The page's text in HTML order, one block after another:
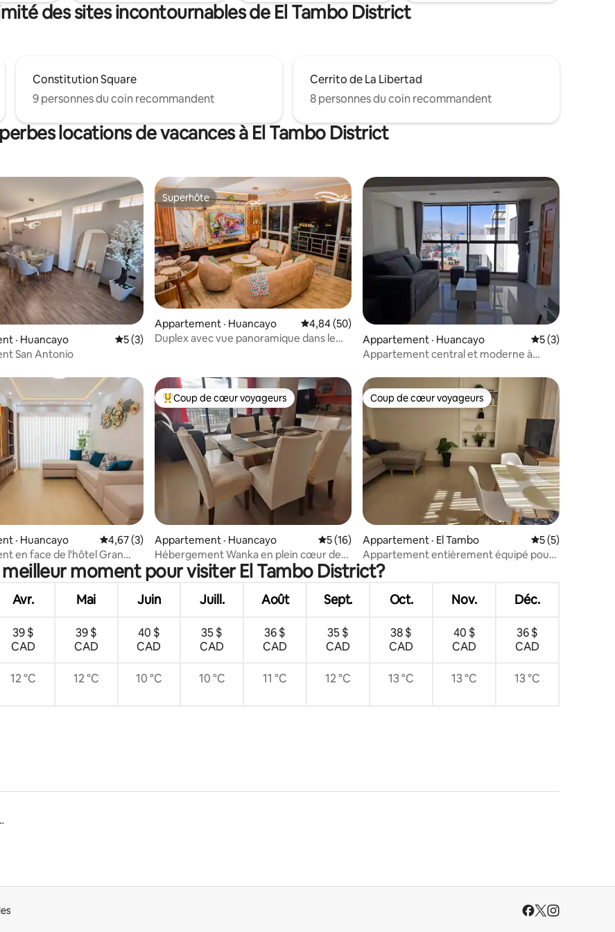
des sites incontournables de El Tambo District
Constitution Square
9 personnes du coin recommandent
Cerrito de La Libertad
8 personnes du coin recommandent
locations de vacances à El Tambo District
5, 4 commentaires
· Huancayo Note moyenne de 5 sur 5, 3 commentaires
5 (3)
San Antonio
Superhôte
Superhôte
Appartement · Huancayo Note moyenne de 4,84 sur 5, 50 commentaires
4,84 (50)
Duplex avec vue panoramique dans le
Appartement · Huancayo Note moyenne
5 (3)
Appartement central et moderne à
5, 53 commentaires
· Huancayo Note moyenne de 4,67 sur 5, 3 commentaires
4,67 (3)
en face de l'hôtel Gran
Cami)
Coup de cœur voyageurs parmi les plus aimés
Coup de cœur voyageurs
Appartement · Huancayo Note moyenne de 5 sur 5, 16 commentaires
5 (16)
Hébergement Wanka en plein cœur de
Huancayo
Coup de cœur voyageurs
Coup de cœur voyageurs
Appartement · El Tambo Note moyenne
5 (5)
Appartement entièrement équipé pour
les touristes et les professionnels
moment pour visiter El Tambo District?
Avr. Mai Juin Juill. Août Sept. Oct. Nov. Déc.
39 $
CAD
39 $
CAD
40 $
CAD
35 $
CAD
36 $
CAD
35 $
CAD
38 $
CAD
40 $
CAD
36 $
CAD
12 °C 12 °C 10 °C 10 °C 11 °C 12 °C 13 °C 13 °C 13 °C
à louer